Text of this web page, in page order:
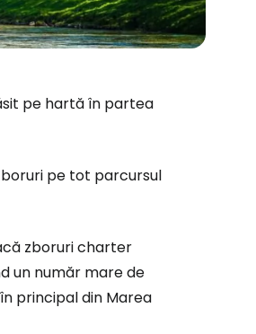
pe hartă în partea
pe tot parcursul
zboruri charter
un număr mare de
principal din Marea